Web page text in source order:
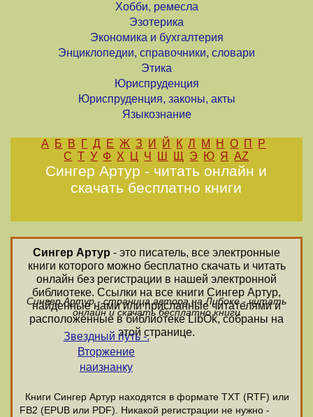
Хобби, ремесла
Эзотерика
Экономика и бухгалтерия
Энциклопедии, справочники, словари
Этика
Юриспруденция
Юриспруденция, законы, акты
Языкознание
А Б В Г Д Е Ж З И Й К Л М Н О П
Р
С Т У Ф Х Ц Ч Ш Щ Э Ю Я AZ
Сингеp Аpтуp - читать онлайн и
скачать бесплатно книги
Сингеp Аpтуp - это писатель, все электронные
книги которого можно бесплатно скачать и читать
онлайн без регистрации в нашей электронной
библиотеке. Ссылки на все книги Сингеp Аpтуp,
найденные нами или присланные читателями и
расположенные в библиотеке LibOk, собраны на
этой странице.
Сингеp Аpтуp - страница автора на Либоке - читать
онлайн и скачать бесплатно книги
Звездный путь -.
Вторжение
наизнанку
Книги Сингеp Аpтуp находятся в формате ТХТ (RTF) или
FB2 (EPUB или PDF). Никакой регистрации не нужно -